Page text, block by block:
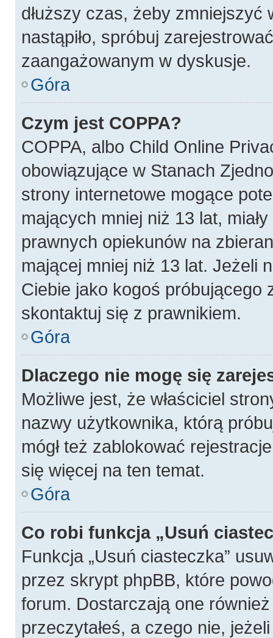
dłuższy czas, żeby
nastąpiło, spróbuj
zaangażowanym w dyskusje.
Góra
Czym jest COPPA?
COPPA, albo Child Online
obowiązujące w Stanach
strony internetowe mogące
mających mniej niż 13 lat,
prawnych opiekunów na
mającej mniej niż 13 lat. Jeżeli
Ciebie jako kogoś próbującego
skontaktuj się z prawnikiem.
Góra
Dlaczego nie mogę się
Możliwe jest, że właściciel
nazwy użytkownika, którą
mógł też zablokować
się więcej na ten temat.
Góra
Co robi funkcja „Usuń
Funkcja „Usuń ciasteczka”
przez skrypt phpBB, które
forum. Dostarczają one
przeczytałeś, a czego nie,